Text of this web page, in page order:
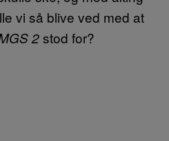
vi så blive ved med at
2stod for?